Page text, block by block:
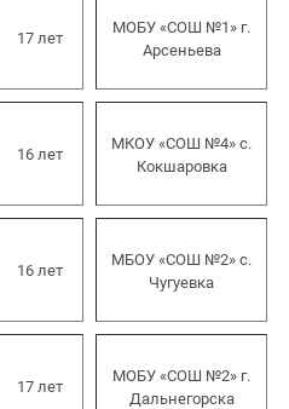
17 лет
МОБУ «СОШ №1» г.
Арсеньева
16 лет
МКОУ «СОШ №4» с.
Кокшаровка
16 лет
МБОУ «СОШ №2» с.
Чугуевка
17 лет
МОБУ «СОШ №2» г.
Дальнегорска